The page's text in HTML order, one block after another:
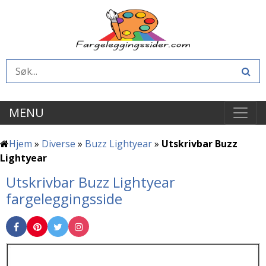
MENU
Hjem » Diverse » Buzz Lightyear» Utskrivbar Buzz
Lightyear
Utskrivbar Buzz Lightyear
fargeleggingsside